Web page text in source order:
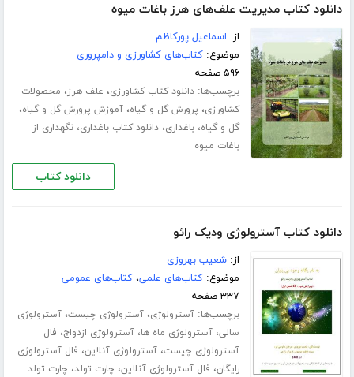
دانلود کتاب مدیریت علف‌های هرز باغات میوه
از: اسماعیل پورکاظم
موضوع:کتاب‌های کشاورزی و دامپروری
۵۹۶ صفحه
برچسب‌ها:دانلود کتاب کشاورزی، علف هرز، محصولات
کشاورزی، پرورش گل و گیاه،آموزش پرورش گل و گیاه،
گل و گیاه،باغداری،دانلود کتاب باغداری،نگهداری از
باغات میوه
دانلود کتاب
دانلود کتاب آسترولوژی ودیک رائو
از:شعیب بهروزی
موضوع:کتاب‌های علمی،کتاب‌های عمومی
۳۳۷ صفحه
برچسب‌ها:آسترولوژی،آسترولوژی چیست،آسترولوژی
سالی،آسترولوژی ماه ها،آسترولوژی ازدواج، فال
آسترولوژی چیست،آسترولوژی آنلاین، فال آسترولوژی
رایگان، فال آسترولوژی آنلاین، چارت تولد، چارت تولد